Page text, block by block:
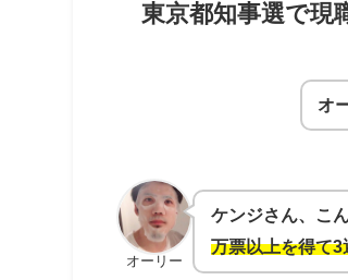
東京都知事選で現
オ
オーリー
ケンジさん、こ
万票以上を得て3